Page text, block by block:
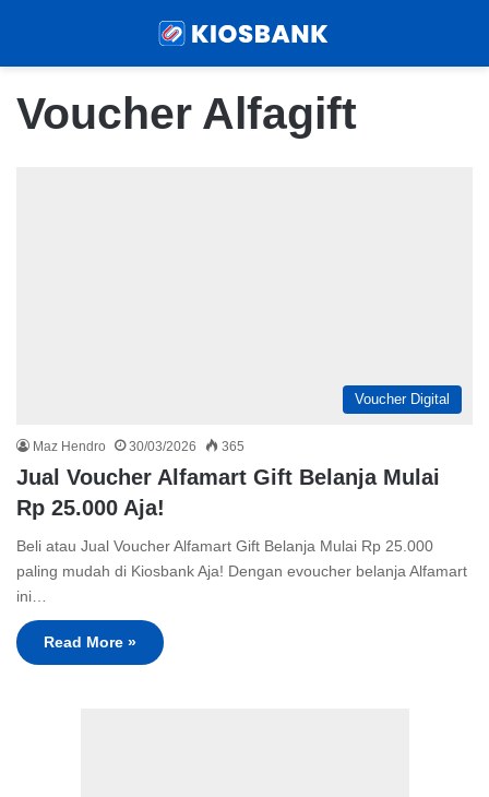
Voucher Alfagift
Voucher Digital
Maz Hendro 30/03/2026 365
Jual Voucher Alfamart Gift Belanja Mulai
Rp 25.000 Aja!
Beli atau Jual Voucher Alfamart Gift Belanja Mulai Rp 25.000
paling mudah di Kiosbank Aja! Dengan evoucher belanja Alfamart
ini…
Read More »